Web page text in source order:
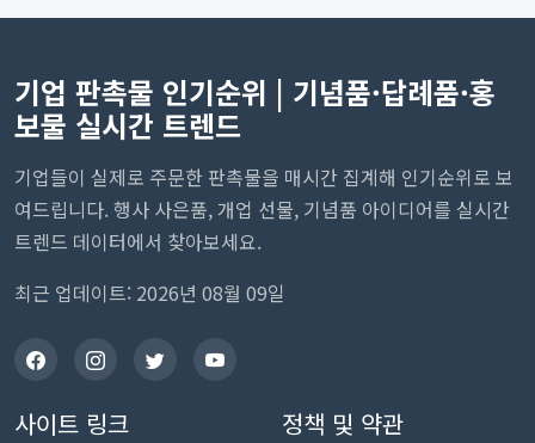
기업 판촉물 인기순위 | 기념품·답례품·홍
보물 실시간 트렌드
기업들이 실제로 주문한 판촉물을 매시간 집계해 인기순위로 보
여드립니다. 행사 사은품, 개업 선물, 기념품 아이디어를 실시간
트렌드 데이터에서 찾아보세요.
최근 업데이트: 2026년 08월 09일
사이트 링크 정책 및 약관